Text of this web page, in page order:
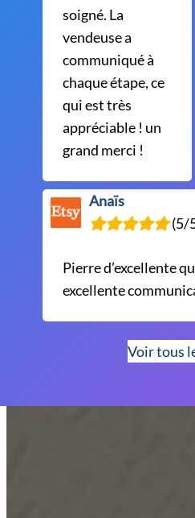
soigné. La
vendeuse a
communiqué à
chaque étape, ce
qui est très
appréciable ! un
grand merci !
Anaïs
(5/
Pierre d’excellente
excellente
Voir tous